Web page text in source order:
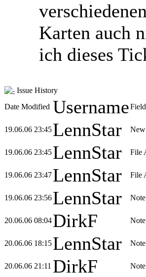
Karten auch
ich dieses
Issue History
Date Modified UsernameField
19.06.06 23:45LennStar New
19.06.06 23:45LennStar File
19.06.06 23:47LennStar File
19.06.06 23:56LennStar
20.06.06 08:04DirkF
20.06.06 18:15LennStar
20.06.06 21:11 DirkF